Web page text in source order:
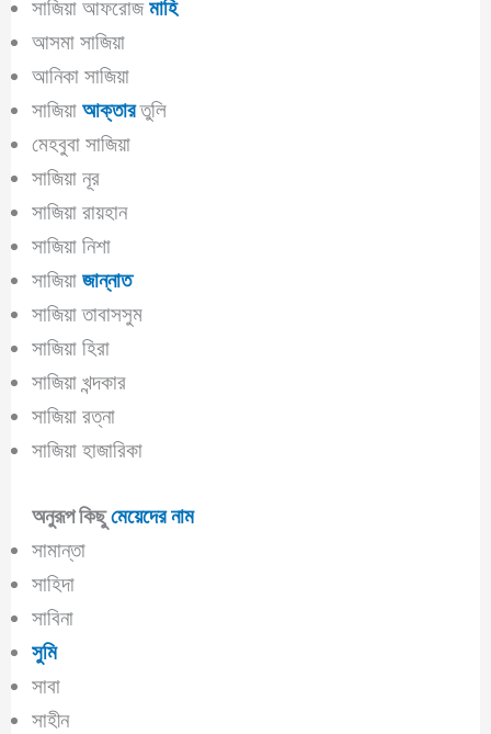
সাজিয়া আফরোজমাহি
আসমা সাজিয়া
আনিকা সাজিয়া
সাজিয়াআক্তারতুলি
মেহবুবা সাজিয়া
সাজিয়া নূর
সাজিয়া রায়হান
সাজিয়া নিশা
সাজিয়াজান্নাত
সাজিয়া তাবাসসুম
সাজিয়া হিরা
সাজিয়া খন্দকার
সাজিয়া রত্না
সাজিয়া হাজারিকা
অনুরূপ কিছুমেয়েদের নাম
সামান্তা
সাহিদা
সাবিনা
সুমি
সাবা
সাহীন